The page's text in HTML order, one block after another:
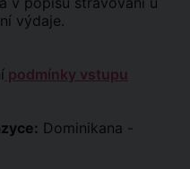
výdaje.
podmínky vstupu
Dominikana -